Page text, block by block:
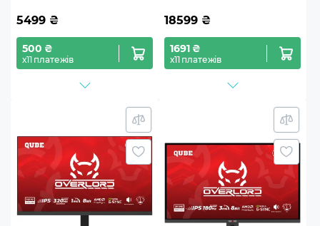
5499 ₴
500 ₴
х11 платежів
18599 ₴
1691 ₴
х11 платежів